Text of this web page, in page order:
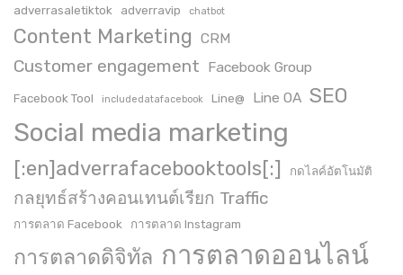
adverrasaletiktok adverravip chatbot
Content Marketing CRM
Customer engagement Facebook Group
Facebook Tool includedatafacebook Line@ Line OA SEO
Social media marketing
[:en]adverrafacebooktools[:] กดไลค์อัตโนมัติ
กลยุทธ์สร้างคอนเทนต์เรียก Traffic
การตลาด Facebook การตลาด Instagram
การตลาดดิจิทัล การตลาดออนไลน์